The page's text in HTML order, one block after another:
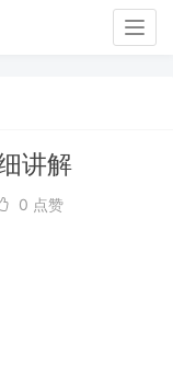
讲解
0 点赞